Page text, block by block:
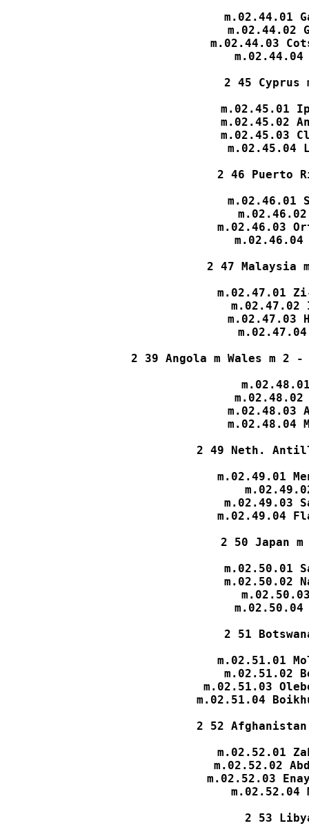
m.02.44.01
m.02.44.02
m.02.44.03
2 45
m.02.45.01
m.02.45.02
m.02.45.03
2 46 Puerto
m.02.46.01
m.02.46.03
2 47 Malaysia
m.02.47.01
m.02.47.03
2 39 Angola m Wales m 2
m.02.48.03
m.02.48.04
2 49 Neth.
m.02.49.01
m.02.49.03
m.02.49.04
2 50 Japan
m.02.50.01
m.02.50.02
2 51
m.02.51.01
m.02.51.02
m.02.51.03
m.02.51.04
2 52
m.02.52.01
m.02.52.02
m.02.52.03
m.02.52.04
2 53